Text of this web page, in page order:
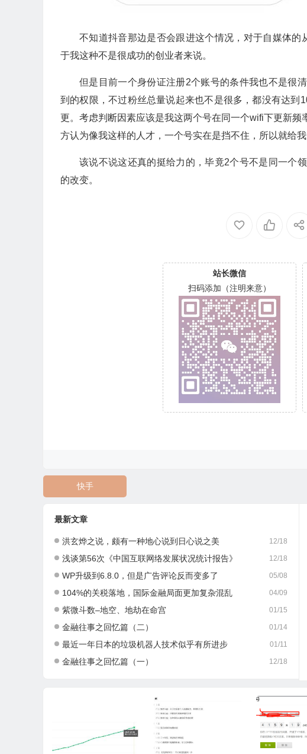
不知道抖音那边是否会跟进这个情况，对于自媒体
于我这种不是很成功的创业者来说。
但是目前一个身份证注册2个账号的条件我也不是很
到的权限，不过粉丝总量说起来也不是很多，都没有达到
更。考虑判断因素应该是我这两个号在同一个wifi下更新
方认为像我这样的人才，一个号实在是挡不住，所以就给我
该说不说这还真的挺给力的，毕竟2个号不是同一个
的改变。
站长微信
扫码添加（注明来意）
快手
最新文章
12/18
洪玄烨之说，颇有一种地心说到日心说之美
12/18
浅谈第56次《中国互联网络发展状况统计报告》
05/08
WP升级到6.8.0，但是广告评论反而变多了
04/09
104%的关税落地，国际金融局面更加复杂混乱
01/15
紫微斗数–地空、地劫在命宫
01/14
金融往事之回忆篇（二）
01/11
最近一年日本的垃圾机器人技术似乎有所进步
12/18
金融往事之回忆篇（一）